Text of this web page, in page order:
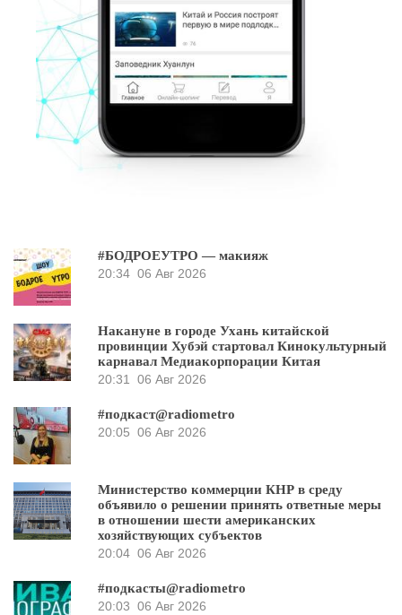
#БОДРОЕУТРО — макияж
20:34 06 Авг 2026
Накануне в городе Ухань китайской
провинции Хубэй стартовал Кинокультурный
карнавал Медиакорпорации Китая
20:31
06 Авг 2026
#подкаст@radiometro
20:05 06 Авг 2026
Министерство коммерции КНР в среду
объявило о решении принять ответные меры
в отношении шести американских
хозяйствующих субъектов
20:04 06 Авг 2026
#подкасты@radiometro
20:03 06 Авг 2026